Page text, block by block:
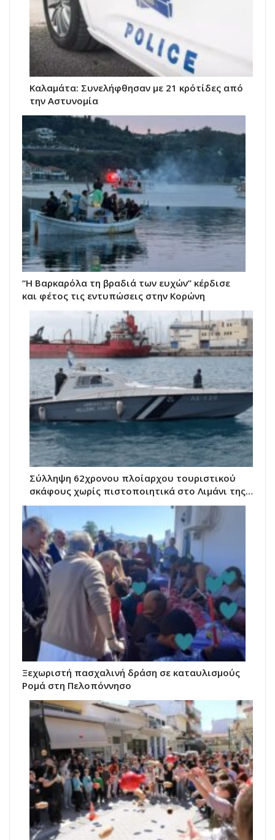
Καλαμάτα: Συνελήφθησαν με 21 κρότίδες από
την Αστυνομία
“Η Βαρκαρόλα τη βραδιά των ευχών” κέρδισε
και φέτος τις εντυπώσεις στην Κορώνη
Σύλληψη 62χρονου πλοίαρχου τουριστικού
σκάφους χωρίς πιστοποιητικά στο Λιμάνι της…
Ξεχωριστή πασχαλινή δράση σε καταυλισμούς
Ρομά στη Πελοπόννησο